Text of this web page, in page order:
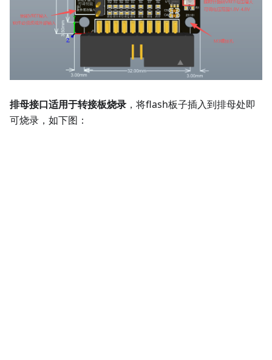
排母接口适用于转接板烧录 ，将flash板子插入到排母处即
可烧录，如下图：